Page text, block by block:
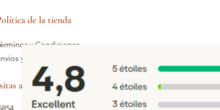
de la tienda
y Condiciones
y devoluciones
ayuda